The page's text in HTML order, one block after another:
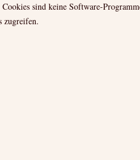
sind keine Software-
zugreifen.